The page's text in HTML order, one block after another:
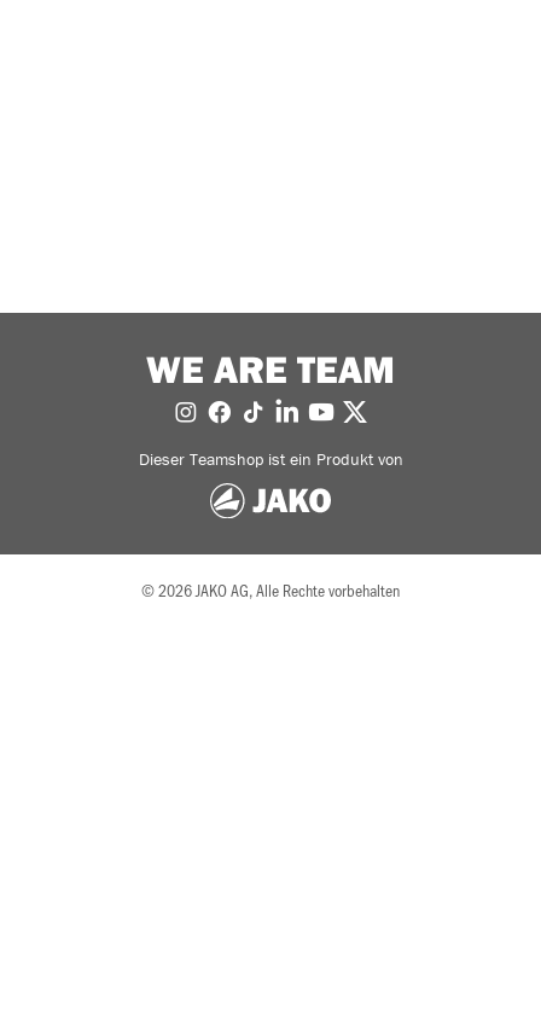
WE ARE TEAM
Dieser Teamshop ist ein Produkt von
© 2026 JAKO AG, Alle Rechte vorbehalten